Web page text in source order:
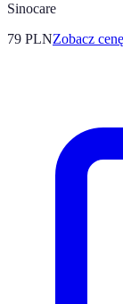
Sinocare
79 PLNZobacz cenę